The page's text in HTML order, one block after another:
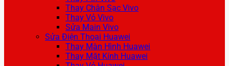
Thay Chân Sạc Vivo
Thay Vỏ Vivo
Sửa Main Vivo
Sửa Điện Thoại Huawei
Thay Màn Hình Huawei
Thay Mặt Kính Huawei